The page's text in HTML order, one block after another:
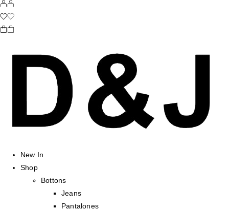
New In
Shop
Bottons
Jeans
Pantalones